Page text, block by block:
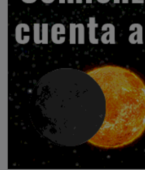
de Guadalajara, uniendo
promoción turística y convivencia
entorno natural privilegiado como el
Galería de imágenes de las
ENLACE
Galería de imágenes de las
ENLACE]
Galería de imágenes pódium:[
Clasificaciones completas:[